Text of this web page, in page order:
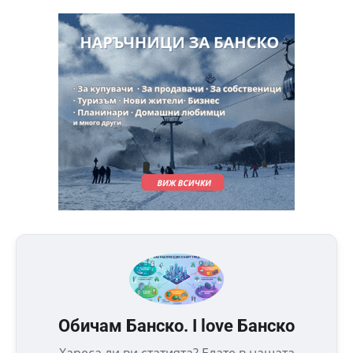
Обичам Банско. I love Банско